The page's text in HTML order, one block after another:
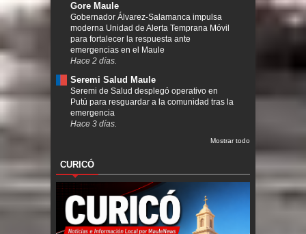
Gore Maule
Gobernador Álvarez-Salamanca impulsa
moderna Unidad de Alerta Temprana Móvil
para fortalecer la respuesta ante
emergencias en el Maule
Hace 2 días.
Seremi Salud Maule
Seremi de Salud desplegó operativo en
Putú para resguardar a la comunidad tras la
emergencia
Hace 3 días.
Mostrar todo
CURICÓ